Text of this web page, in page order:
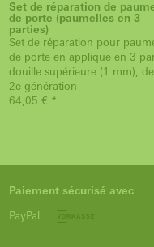
Set de réparation de
de porte (paumelles en 3
parties)
Set de réparation pour
de porte en applique en 3
douille supérieure (1 mm),
2e génération
64,05 € *
Paiement sécurisé avec
PayPal